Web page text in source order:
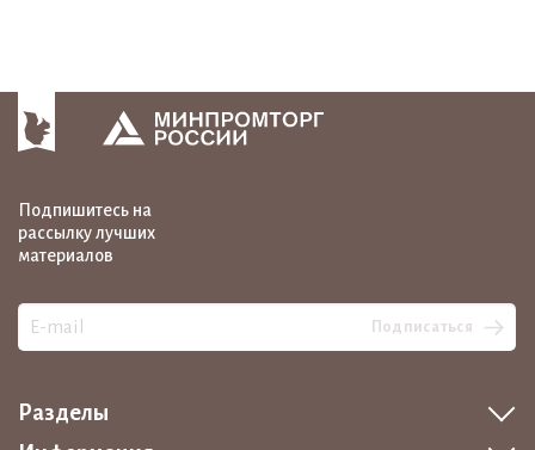
Подпишитесь на
рассылку лучших
материалов
Подписаться
Разделы